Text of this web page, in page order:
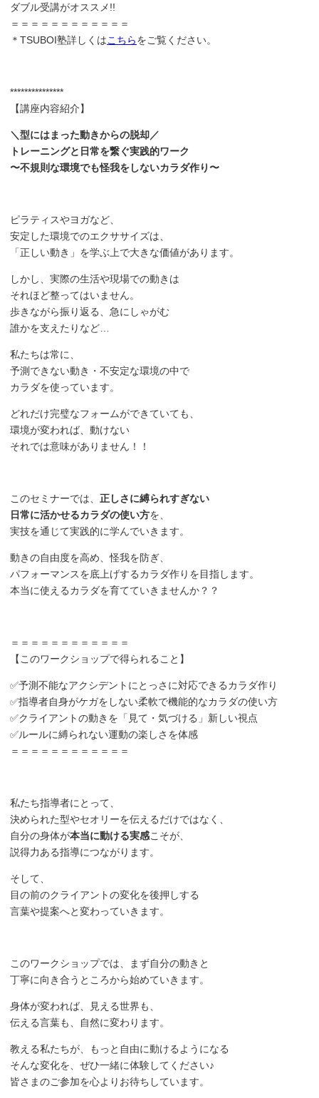
ダブル受講がオススメ!!
＝＝＝＝＝＝＝＝＝＝＝＝
＊TSUBOI塾詳しくはこちらをご覧ください。
***************
【講座内容紹介】
＼型にはまった動きからの脱却／
トレーニングと日常を繋ぐ実践的ワーク
〜不規則な環境でも怪我をしないカラダ作り〜
ピラティスやヨガなど、
安定した環境でのエクササイズは、
「正しい動き」を学ぶ上で大きな価値があります。
しかし、実際の生活や現場での動きは
それほど整ってはいません。
歩きながら振り返る、急にしゃがむ
誰かを支えたりなど…
私たちは常に、
予測できない動き・不安定な環境の中で
カラダを使っています。
どれだけ完璧なフォームができていても、
環境が変われば、動けない
それでは意味がありません！！
このセミナーでは、 正しさに縛られすぎない
日常に活かせるカラダの使い方を、
実技を通じて実践的に学んでいきます。
動きの自由度を高め、怪我を防ぎ、
パフォーマンスを底上げするカラダ作りを目指します。
本当に使えるカラダを育てていきませんか？？
＝＝＝＝＝＝＝＝＝＝＝＝
【このワークショップで得られること】
✅予測不能なアクシデントにとっさに対応できるカラダ作り
✅指導者自身がケガをしない柔軟で機能的なカラダの使い方
✅クライアントの動きを「見て・気づける」新しい視点
✅ルールに縛られない運動の楽しさを体感
＝＝＝＝＝＝＝＝＝＝＝＝
私たち指導者にとって、
決められた型やセオリーを伝えるだけではなく、
自分の身体が本当に動ける実感こそが、
説得力ある指導につながります。
そして、
目の前のクライアントの変化を後押しする
言葉や提案へと変わっていきます。
このワークショップでは、まず自分の動きと
丁寧に向き合うところから始めていきます。
身体が変われば、見える世界も、
伝える言葉も、自然に変わります。
教える私たちが、もっと自由に動けるようになる
そんな変化を、ぜひ一緒に体験してください♪
皆さまのご参加を心よりお待ちしています。